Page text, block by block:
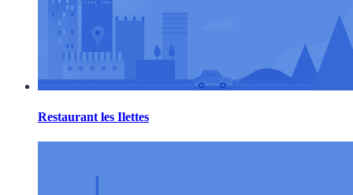
Restaurant les Ilettes